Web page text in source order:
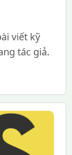
viết kỹ
tác giả.